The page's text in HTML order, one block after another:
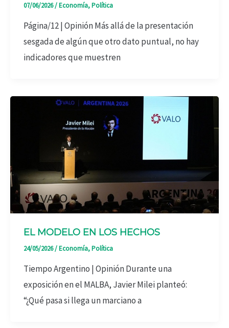
07/06/2026/Economía,Política
Página/12 | Opinión Más allá de la presentación
sesgada de algún que otro dato puntual, no hay
indicadores que muestren
EL MODELO EN LOS HECHOS
24/05/2026/Economía,Política
Tiempo Argentino | Opinión Durante una
exposición en el MALBA, Javier Milei planteó:
“¿Qué pasa si llega un marciano a